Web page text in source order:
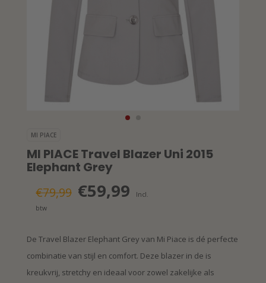
MI PIACE
MI PIACE Travel Blazer Uni 2015
Elephant Grey
€79,99 €59,99
Incl.
btw
De Travel Blazer Elephant Grey van Mi Piace is dé perfecte
combinatie van stijl en comfort. Deze blazer in de is
kreukvrij, stretchy en ideaal voor zowel zakelijke als